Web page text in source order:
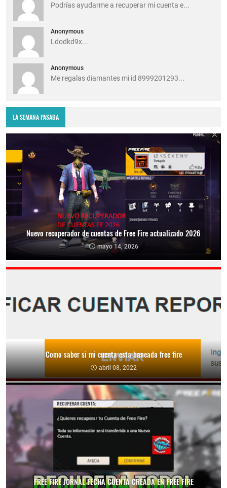
Podrías ayudarme a recuperar mi cuenta e...
Anonymous
Ldodkd9x...
Anonymous
Me regalas diamantes mi id 8999201293...
LA SEMANA PASADA
Nuevo recuperador de cuentas de Free Fire actualizado 2026
mayo 14, 2026
Como saber si mi cuenta esta baneada free fire
abril 08, 2022
FREE FIRE JORNAL FECHA CUENTA CREADA EN FREE FIRE